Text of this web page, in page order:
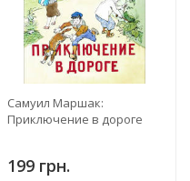
Самуил Маршак:
Приключение в дороге
199 грн.